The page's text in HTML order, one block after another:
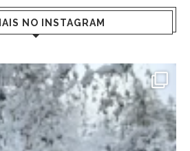
NO INSTAGRAM